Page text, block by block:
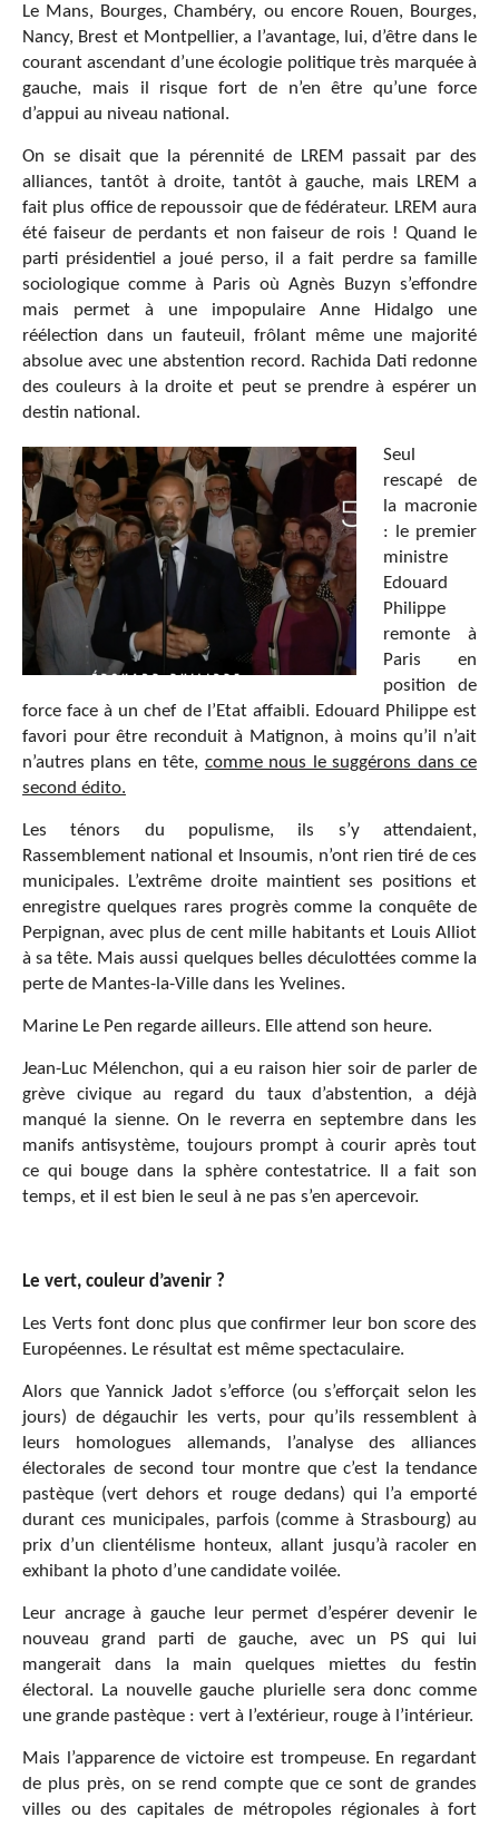
Le Mans, Bourges, Chambéry, ou encore Rouen, Bourges,
Nancy, Brest et Montpellier, a l’avantage, lui, d’être dans le
courant ascendant d’une écologie politique très marquée à
gauche, mais il risque fort de n’en être qu’une force
d’appui au niveau national.
On se disait que la pérennité de LREM passait par des
alliances, tantôt à droite, tantôt à gauche, mais LREM a
fait plus office de repoussoir que de fédérateur. LREM aura
été faiseur de perdants et non faiseur de rois ! Quand le
parti présidentiel a joué perso, il a fait perdre sa famille
sociologique comme à Paris où Agnès Buzyn s’effondre
mais permet à une impopulaire Anne Hidalgo une
réélection dans un fauteuil, frôlant même une majorité
absolue avec une abstention record. Rachida Dati redonne
des couleurs à la droite et peut se prendre à espérer un
destin national.
Seul
rescapé de
la macronie
: le premier
ministre
Edouard
Philippe
remonte à
Paris en
position de
force face à un chef de l’Etat affaibli. Edouard Philippe est
favori pour être reconduit à Matignon, à moins qu’il n’ait
n’autres plans en tête, comme nous le suggérons dans ce
second édito.
Les ténors du populisme, ils s’y attendaient,
Rassemblement national et Insoumis, n’ont rien tiré de ces
municipales. L’extrême droite maintient ses positions et
enregistre quelques rares progrès comme la conquête de
Perpignan, avec plus de cent mille habitants et Louis Alliot
à sa tête. Mais aussi quelques belles déculottées comme la
perte de Mantes-la-Ville dans les Yvelines.
Marine Le Pen regarde ailleurs. Elle attend son heure.
Jean-Luc Mélenchon, qui a eu raison hier soir de parler de
grève civique au regard du taux d’abstention, a déjà
manqué la sienne. On le reverra en septembre dans les
manifs antisystème, toujours prompt à courir après tout
ce qui bouge dans la sphère contestatrice. Il a fait son
temps, et il est bien le seul à ne pas s’en apercevoir.
Le vert, couleur d’avenir ?
Les Verts font donc plus que confirmer leur bon score des
Européennes. Le résultat est même spectaculaire.
Alors que Yannick Jadot s’efforce (ou s’efforçait selon les
jours) de dégauchir les verts, pour qu’ils ressemblent à
leurs homologues allemands, l’analyse des alliances
électorales de second tour montre que c’est la tendance
pastèque (vert dehors et rouge dedans) qui l’a emporté
durant ces municipales, parfois (comme à Strasbourg) au
prix d’un clientélisme honteux, allant jusqu’à racoler en
exhibant la photo d’une candidate voilée.
Leur ancrage à gauche leur permet d’espérer devenir le
nouveau grand parti de gauche, avec un PS qui lui
mangerait dans la main quelques miettes du festin
électoral. La nouvelle gauche plurielle sera donc comme
une grande pastèque : vert à l’extérieur, rouge à l’intérieur.
Mais l’apparence de victoire est trompeuse. En regardant
de plus près, on se rend compte que ce sont de grandes
villes ou des capitales de métropoles régionales à fort